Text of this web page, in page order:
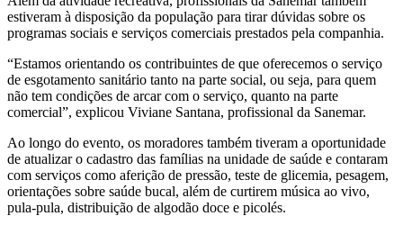
estiveram à disposição da população para tirar dúvidas sobre os
programas sociais e serviços comerciais prestados pela companhia.
“Estamos orientando os contribuintes de que oferecemos o serviço
de esgotamento sanitário tanto na parte social, ou seja, para quem
não tem condições de arcar com o serviço, quanto na parte
comercial”, explicou Viviane Santana, profissional da Sanemar.
Ao longo do evento, os moradores também tiveram a oportunidade
de atualizar o cadastro das famílias na unidade de saúde e contaram
com serviços como aferição de pressão, teste de glicemia, pesagem,
orientações sobre saúde bucal, além de curtirem música ao vivo,
pula-pula, distribuição de algodão doce e picolés.